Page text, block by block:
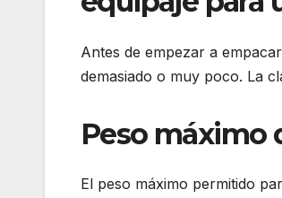
Antes de empezar a
demasiado o muy poco. La
Peso máximo
El peso máximo permitido